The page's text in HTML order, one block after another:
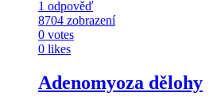
1 odpověď
8704 zobrazení
0 votes
0 likes
Adenomyoza dělohy